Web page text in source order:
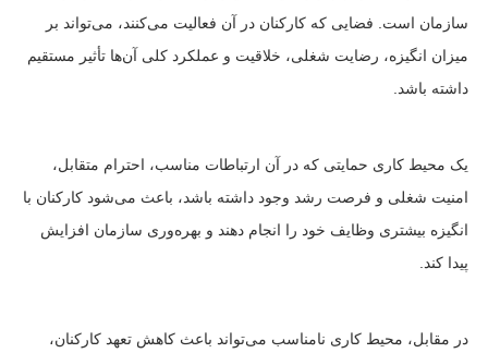
سازمان است. فضایی که کارکنان در آن فعالیت می‌کنند، می‌تواند بر
میزان انگیزه، رضایت شغلی، خلاقیت و عملکرد کلی آن‌ها تأثیر مستقیم
داشته باشد.
یک محیط کاری حمایتی که در آن ارتباطات مناسب، احترام متقابل،
امنیت شغلی و فرصت رشد وجود داشته باشد، باعث می‌شود کارکنان با
انگیزه بیشتری وظایف خود را انجام دهند و بهره‌وری سازمان افزایش
پیدا کند.
در مقابل، محیط کاری نامناسب می‌تواند باعث کاهش تعهد کارکنان،